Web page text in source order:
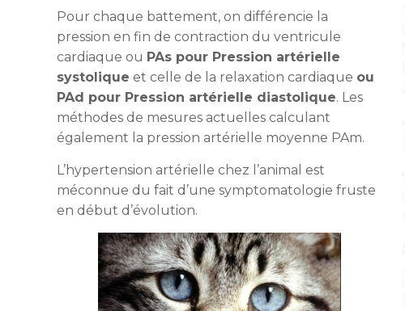
Pour chaque battement, on différencie la
pression en fin de contraction du ventricule
cardiaque ou PAs pour Pression artérielle
systolique et celle de la relaxation cardiaque ou
PAd pour Pression artérielle diastolique. Les
méthodes de mesures actuelles calculant
également la pression artérielle moyenne PAm.
L’hypertension artérielle chez l’animal est
méconnue du fait d’une symptomatologie fruste
en début d’évolution.